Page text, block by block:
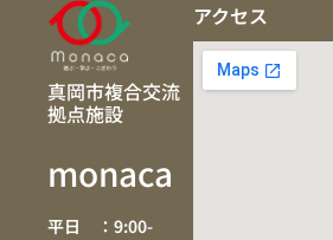
真岡市複合交流
拠点施設
monaca
平日 ：9:00-
アクセス